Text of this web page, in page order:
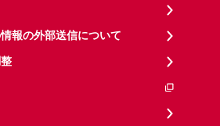
報の外部送信について